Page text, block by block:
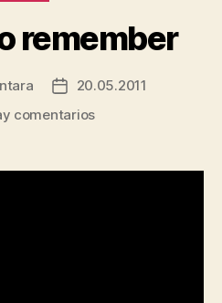
remember
Fecha20.05.2011
comentariosen
to